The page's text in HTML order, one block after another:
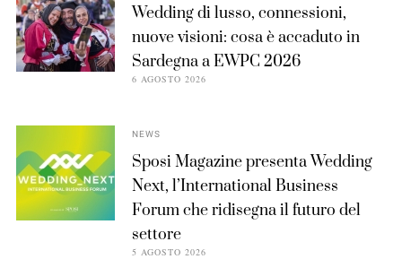
Wedding di lusso, connessioni,
nuove visioni: cosa è accaduto in
Sardegna a EWPC 2026
6 AGOSTO 2026
NEWS
Sposi Magazine presenta Wedding
Next, l’International Business
Forum che ridisegna il futuro del
settore
5 AGOSTO 2026